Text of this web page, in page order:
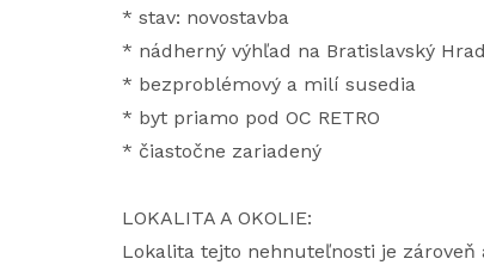
* stav: novostavba
* nádherný výhľad na Bratislavský Hrad
* bezproblémový a milí susedia
* byt priamo pod OC RETRO
* čiastočne zariadený
LOKALITA A OKOLIE:
Lokalita tejto nehnuteľnosti je zároveň